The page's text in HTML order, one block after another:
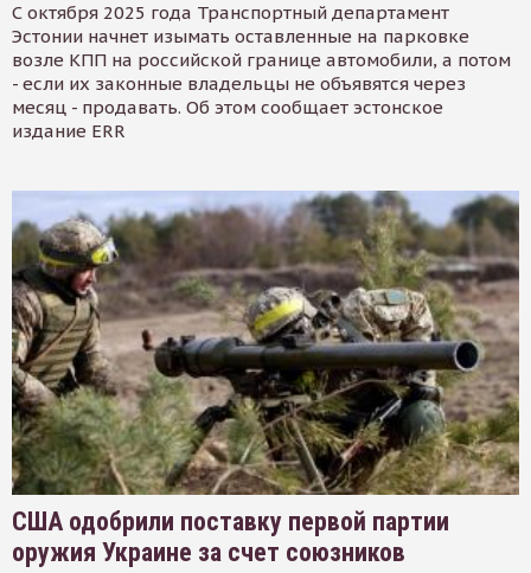
С октября 2025 года Транспортный департамент
Эстонии начнет изымать оставленные на парковке
возле КПП на российской границе автомобили, а потом
- если их законные владельцы не объявятся через
месяц - продавать. Об этом сообщает эстонское
издание ERR
США одобрили поставку первой партии
оружия Украине за счет союзников